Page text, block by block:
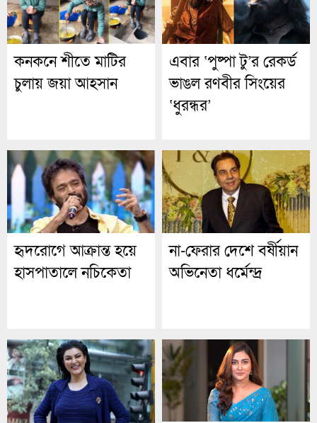
কনকনে শীতে মাটির
চুলায় জয়া আহসান
এবার ‘পুষ্পা টু’র রেকর্ড
ভাঙল রণবীর সিংয়ের
‘ধুরন্ধর’
হৃদরোগে আক্রান্ত হয়ে
হাসপাতালে নচিকেতা
না-ফেরার দেশে বর্ষীয়ান
অভিনেতা ধর্মেন্দ্র